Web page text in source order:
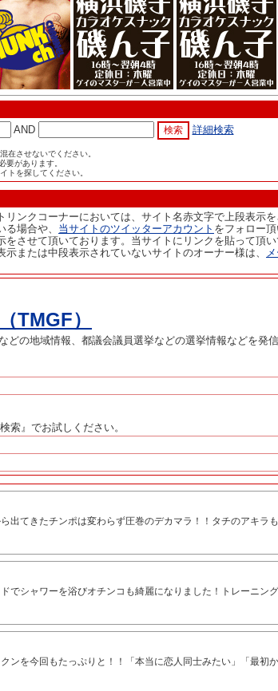
AND 詳細検索
在させないでください。
要があります。
トを探してください。
ンクコーナーにおいては、サイト名赤文字で上段表示
場合や、 当サイトのツイッターアカウント をフォロー
させて頂いております。当サイトにリンクを貼って頂
または中段表示されていないサイトのオーナー様は、
TMGF）
の地域情報、都議会議員選挙などの選挙情報などを発
索』でお試しください。